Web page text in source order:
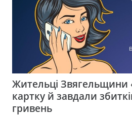
Жительці Звягельщини
картку й завдали
гривень